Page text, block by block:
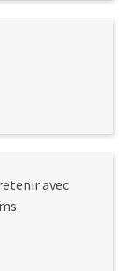
avec